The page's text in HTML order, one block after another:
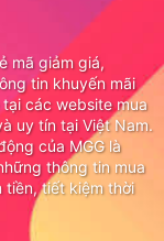
mã giảm giá,
tin khuyến mãi
các website mua
uy tín tại Việt Nam.
của MGG là
thông tin mua
tiền, tiết kiệm thời